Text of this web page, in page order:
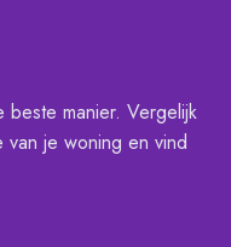
manier. Vergelijk
van je woning en vind